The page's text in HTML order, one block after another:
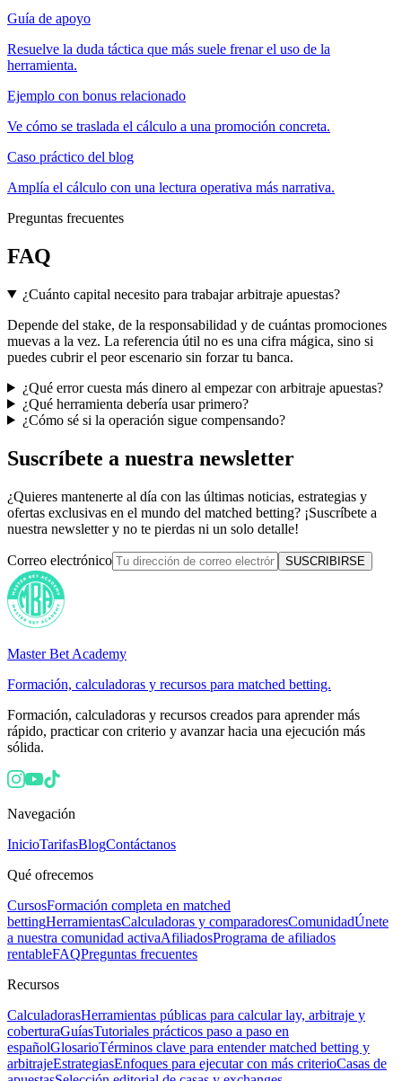
Guía de apoyo
Resuelve la duda táctica que más suele frenar el uso de la
herramienta.
Ejemplo con bonus relacionado
Ve cómo se traslada el cálculo a una promoción concreta.
Caso práctico del blog
Amplía el cálculo con una lectura operativa más narrativa.
Preguntas frecuentes
FAQ
¿Cuánto capital necesito para trabajar arbitraje apuestas?
Depende del stake, de la responsabilidad y de cuántas promociones
muevas a la vez. La referencia útil no es una cifra mágica, sino si
puedes cubrir el peor escenario sin forzar tu banca.
¿Qué error cuesta más dinero al empezar con arbitraje apuestas?
¿Qué herramienta debería usar primero?
¿Cómo sé si la operación sigue compensando?
Suscríbete a nuestra newsletter
¿Quieres mantenerte al día con las últimas noticias, estrategias y
ofertas exclusivas en el mundo del matched betting? ¡Suscríbete a
nuestra newsletter y no te pierdas ni un solo detalle!
Correo electrónico SUSCRIBIRSE
Master Bet Academy
Formación, calculadoras y recursos para matched betting.
Formación, calculadoras y recursos creados para aprender más
rápido, practicar con criterio y avanzar hacia una ejecución más
sólida.
Navegación
InicioTarifasBlogContáctanos
Qué ofrecemos
CursosFormación completa en matched
bettingHerramientasCalculadoras y comparadoresComunidadÚnete
a nuestra comunidad activaAfiliadosPrograma de afiliados
rentableFAQPreguntas frecuentes
Recursos
CalculadorasHerramientas públicas para calcular lay, arbitraje y
coberturaGuíasTutoriales prácticos paso a paso en
españolGlosarioTérminos clave para entender matched betting y
arbitrajeEstrategiasEnfoques para ejecutar con más criterioCasas de